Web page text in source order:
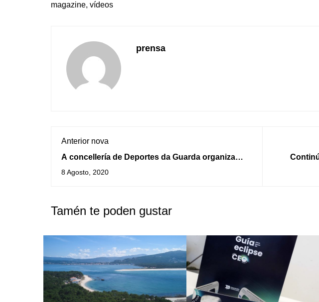
magazine, vídeos
prensa
Anterior nova
A concellería de Deportes da Guarda organiza
unha ruta en kaiak
8 Agosto, 2020
Tamén te poden gustar